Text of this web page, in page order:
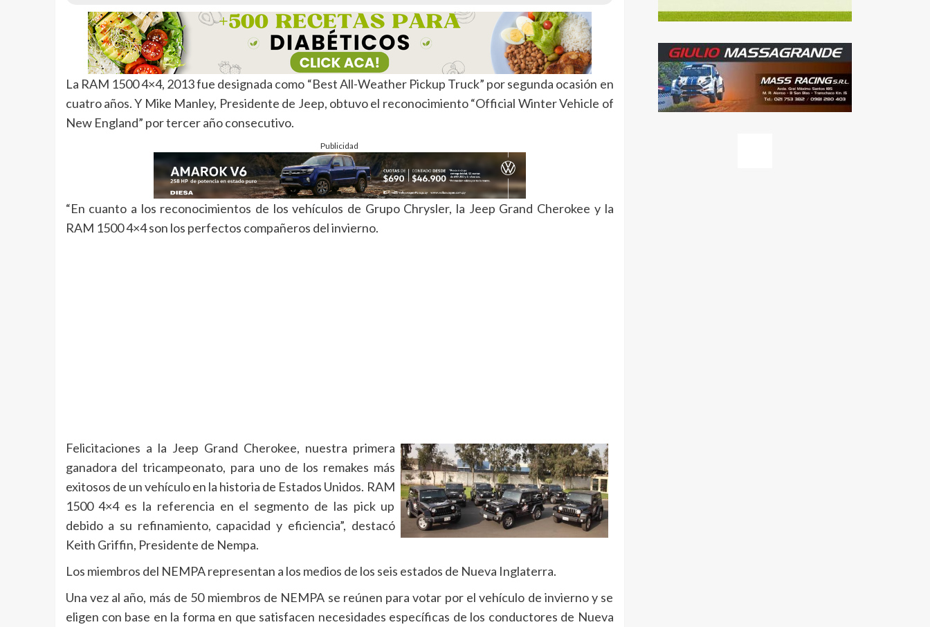
La RAM 1500 4×4, 2013 fue designada como “Best All-Weather Pickup Truck” por segunda ocasión en
cuatro años. Y Mike Manley, Presidente de Jeep, obtuvo el reconocimiento “Official Winter Vehicle of
New England” por tercer año consecutivo.
Publicidad
“En cuanto a los reconocimientos de los vehículos de Grupo Chrysler, la Jeep Grand Cherokee y la
RAM 1500 4×4 son los perfectos compañeros del invierno.
Felicitaciones a la Jeep Grand Cherokee, nuestra primera
ganadora del tricampeonato, para uno de los remakes más
exitosos de un vehículo en la historia de Estados Unidos. RAM
1500 4×4 es la referencia en el segmento de las pick up
debido a su refinamiento, capacidad y eficiencia”, destacó
Keith Griffin, Presidente de Nempa.
Los miembros del NEMPA representan a los medios de los seis estados de Nueva Inglaterra.
Una vez al año, más de 50 miembros de NEMPA se reúnen para votar por el vehículo de invierno y se
eligen con base en la forma en que satisfacen necesidades específicas de los conductores de Nueva